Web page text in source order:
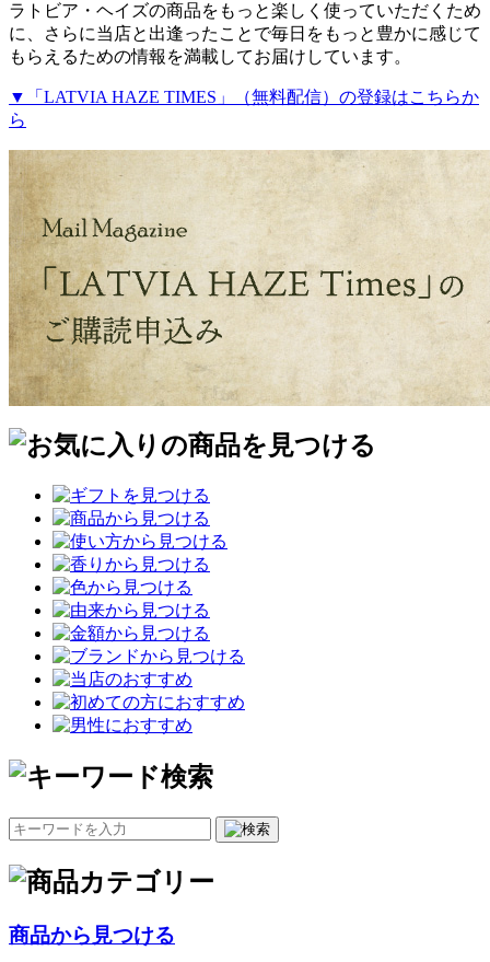
ラトビア・ヘイズの商品をもっと楽しく使っていただくため
に、さらに当店と出逢ったことで毎日をもっと豊かに感じて
もらえるための情報を満載してお届けしています。
▼「LATVIA HAZE TIMES」（無料配信）の登録はこちらか
ら
商品から見つける